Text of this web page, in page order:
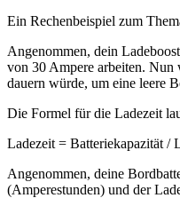
Ein Rechenbeispiel zum
Angenommen, dein
von 30 Ampere arbeiten.
dauern würde, um eine leere
Die Formel für die Ladezeit
Ladezeit = Batteriekapazität /
Angenommen, deine
(Amperestunden) und der